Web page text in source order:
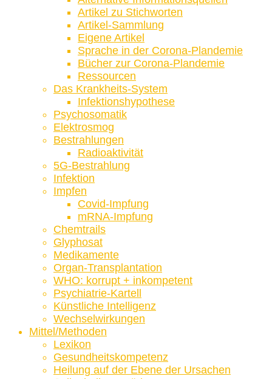
Artikel zu Stichworten
Artikel-Sammlung
Eigene Artikel
Sprache in der Corona-Plandemie
Bücher zur Corona-Plandemie
Ressourcen
Das Krankheits-System
Infektionshypothese
Psychosomatik
Elektrosmog
Bestrahlungen
Radioaktivität
5G-Bestrahlung
Infektion
Impfen
Covid-Impfung
mRNA-Impfung
Chemtrails
Glyphosat
Medikamente
Organ-Transplantation
WHO: korrupt + inkompetent
Psychiatrie-Kartell
Künstliche Intelligenz
Wechselwirkungen
Mittel/Methoden
Lexikon
Gesundheitskompetenz
Heilung auf der Ebene der Ursachen